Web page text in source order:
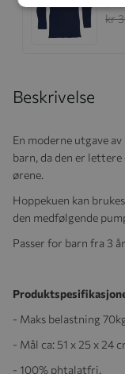
kr
Beskrivelse
En moderne utgave
barn, da den er
ørene.
Hoppekuen kan
den medfølgende
Passer for barn fra 3
- Maks belastning
- Mål ca: 51 x 25 x 24
- 100% phtalatfri.